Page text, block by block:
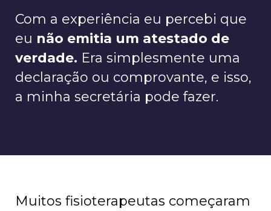
Com a experiência eu percebi que
eu não emitia um atestado de
verdade. Era simplesmente uma
declaração ou comprovante, e isso,
a minha secretária pode fazer.
Muitos fisioterapeutas começaram